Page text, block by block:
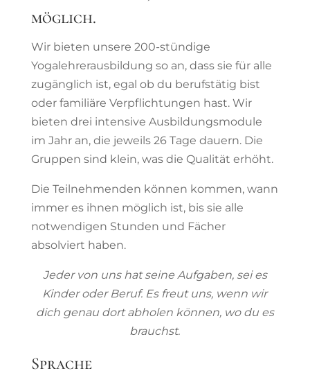
möglich.
Wir bieten unsere 200-stündige
Yogalehrerausbildung so an, dass sie für alle
zugänglich ist, egal ob du berufstätig bist
oder familiäre Verpflichtungen hast. Wir
bieten drei intensive Ausbildungsmodule
im Jahr an, die jeweils 26 Tage dauern. Die
Gruppen sind klein, was die Qualität erhöht.
Die Teilnehmenden können kommen, wann
immer es ihnen möglich ist, bis sie alle
notwendigen Stunden und Fächer
absolviert haben.
Jeder von uns hat seine Aufgaben, sei es
Kinder oder Beruf. Es freut uns, wenn wir
dich genau dort abholen können, wo du es
brauchst.
Sprache